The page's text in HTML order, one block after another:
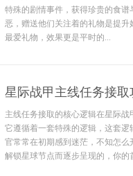
特殊的剧情事件，获得珍贵的食
恶，赠送他们关注着的礼物是提
最爱礼物，效果更是平时的...
星际战甲主线任务接取
主线任务接取的核心逻辑在星际
它遵循着一套特殊的逻辑，这套
官常常在初期感到迷茫，不知怎
解锁星球节点而逐步呈现的，你